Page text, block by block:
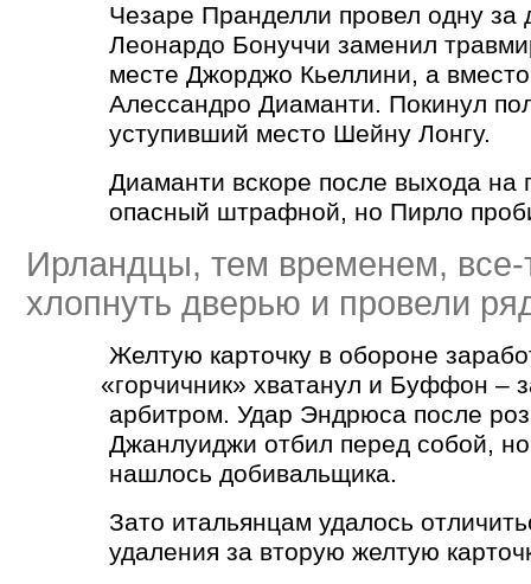
Чезаре Пранделли провел одну за
Леонардо Бонуччи заменил
месте Джорджо Кьеллини, а
Алессандро Диаманти. Покинул
уступивший место Шейну Лонгу.
Диаманти вскоре после выхода на
опасный штрафной, но Пирло
Ирландцы, тем временем,
хлопнуть дверью и провели
Желтую карточку в обороне
«горчичник» хватанул и Буффон –
арбитром. Удар Эндрюса после
Джанлуиджи отбил перед собой,
нашлось добивальщика.
Зато итальянцам удалось
удаления за вторую желтую